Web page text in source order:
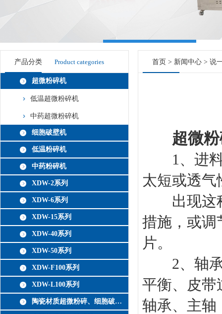
产品分类 Product categories
超微粉碎机
低温超微粉碎机
中药超微粉碎机
细胞破壁机
低温粉碎机
中药粉碎机
XDW-2系列
XDW-6系列
XDW-15系列
XDW-40系列
XDW-50系列
XDW-F100系列
XDW-L100系列
陶瓷材质超微粉碎、细胞破壁机
首页 > 新闻中心 > 说
超微
1、进料
太短或透气
出现这种
措施，或调
片。
2、轴承
平衡、皮带
轴承、主轴